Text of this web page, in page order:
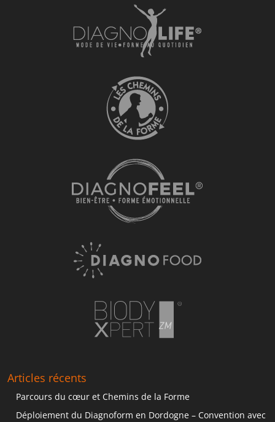
Articles récents
Parcours du cœur et Chemins de la Forme
Déploiement du Diagnoform en Dordogne – Convention avec